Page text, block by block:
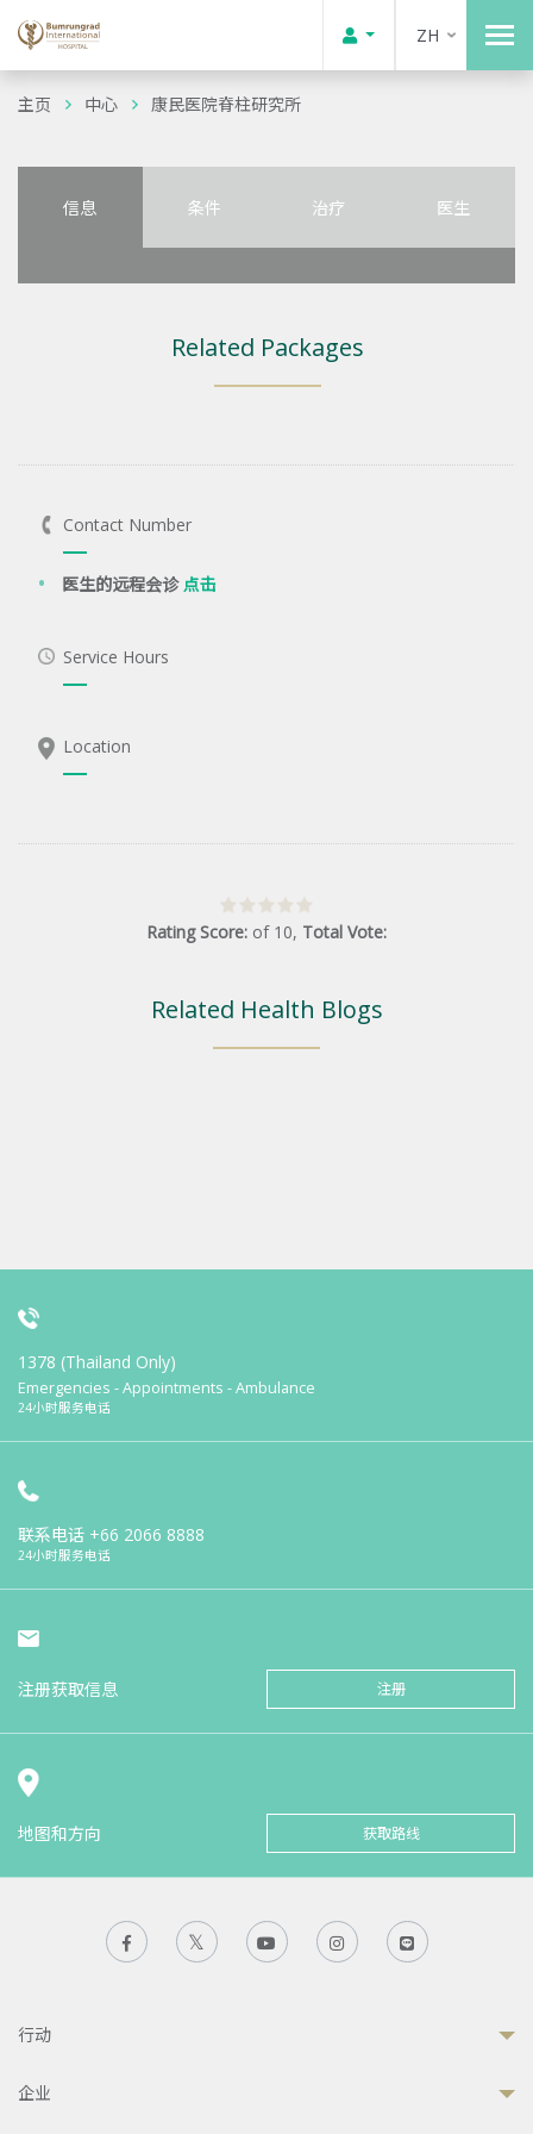
ZH
主页 中心 康民医院脊柱研究所
信息 条件 治疗 医生
Related Packages
Contact Number
医生的远程会诊点击
Service Hours
Location
Rating Score: of 10, Total Vote:
Related Health Blogs
1378 (Thailand Only)
Emergencies - Appointments - Ambulance
24小时服务电话
联系电话 +66 2066 8888
24小时服务电话
注册获取信息 注册
地图和方向 获取路线
行动
企业